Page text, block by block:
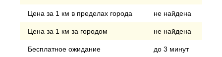
Цена за 1 км в пределах города не найдена
Цена за 1 км за городом не найдена
Бесплатное ожидание до 3 минут